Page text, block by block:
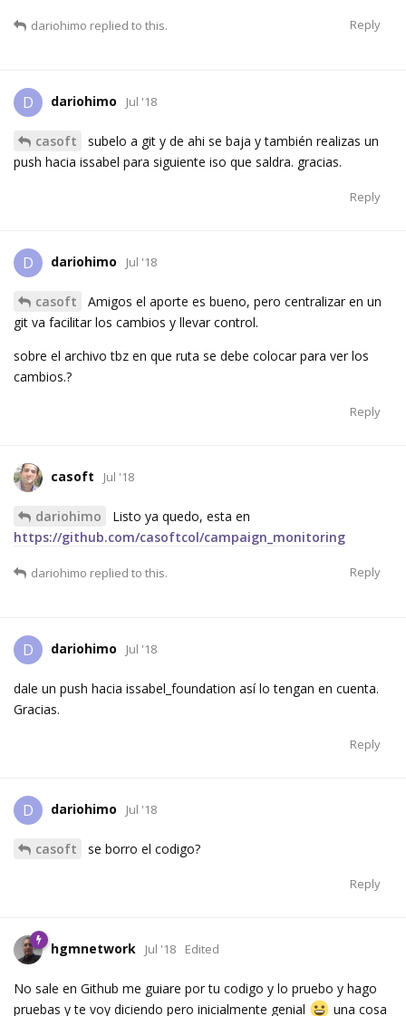
Reply
dariohimo replied to this.
D dariohimo Jul '18
casoft
subelo a git y de ahi se baja y también realizas un
push hacia issabel para siguiente iso que saldra. gracias.
Reply
D dariohimo Jul '18
casoft
Amigos el aporte es bueno, pero centralizar en un
git va facilitar los cambios y llevar control.
sobre el archivo tbz en que ruta se debe colocar para ver los
cambios.?
Reply
casoft Jul '18
dariohimo
Listo ya quedo, esta en
https://github.com/casoftcol/campaign_monitoring
Reply
dariohimo replied to this.
D dariohimo Jul '18
dale un push hacia issabel_foundation así lo tengan en cuenta.
Gracias.
Reply
D dariohimo Jul '18
casoft se borro el codigo?
Reply
hgmnetwork Jul '18 Edited
No sale en Github me guiare por tu codigo y lo pruebo y hago
pruebas y te voy diciendo pero inicialmente genial
una cosa